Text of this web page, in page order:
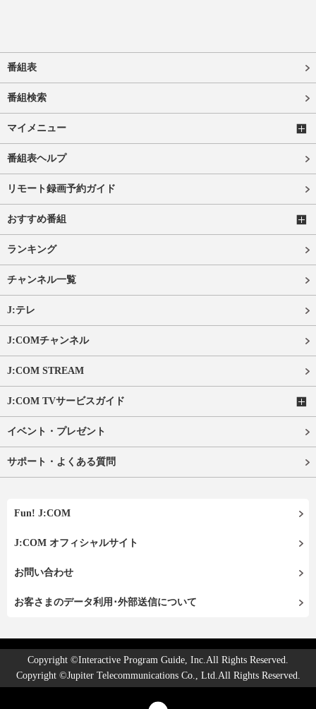
番組表
番組検索
マイメニュー
番組表ヘルプ
リモート録画予約ガイド
おすすめ番組
ランキング
チャンネル一覧
J:テレ
J:COMチャンネル
J:COM STREAM
J:COM TVサービスガイド
イベント・プレゼント
サポート・よくある質問
Fun! J:COM
J:COM オフィシャルサイト
お問い合わせ
お客さまのデータ利用･外部送信について
Copyright ©Interactive Program Guide, Inc.All Rights Reserved.
Copyright ©Jupiter Telecommunications Co., Ltd.All Rights Reserved.